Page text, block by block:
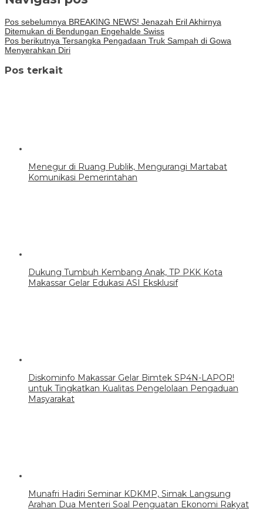
Pos sebelumnya BREAKING NEWS! Jenazah Eril Akhirnya
Ditemukan di Bendungan Engehalde Swiss
Pos berikutnya Tersangka Pengadaan Truk Sampah di Gowa
Menyerahkan Diri
Pos terkait
Menegur di Ruang Publik, Mengurangi Martabat
Komunikasi Pemerintahan
Dukung Tumbuh Kembang Anak, TP PKK Kota
Makassar Gelar Edukasi ASI Eksklusif
Diskominfo Makassar Gelar Bimtek SP4N-LAPOR!
untuk Tingkatkan Kualitas Pengelolaan Pengaduan
Masyarakat
Munafri Hadiri Seminar KDKMP, Simak Langsung
Arahan Dua Menteri Soal Penguatan Ekonomi Rakyat